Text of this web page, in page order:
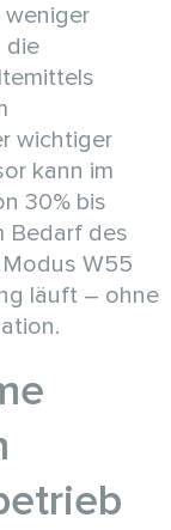
die
wichtiger
kann im
30% bis
Bedarf des
W55
läuft – ohne